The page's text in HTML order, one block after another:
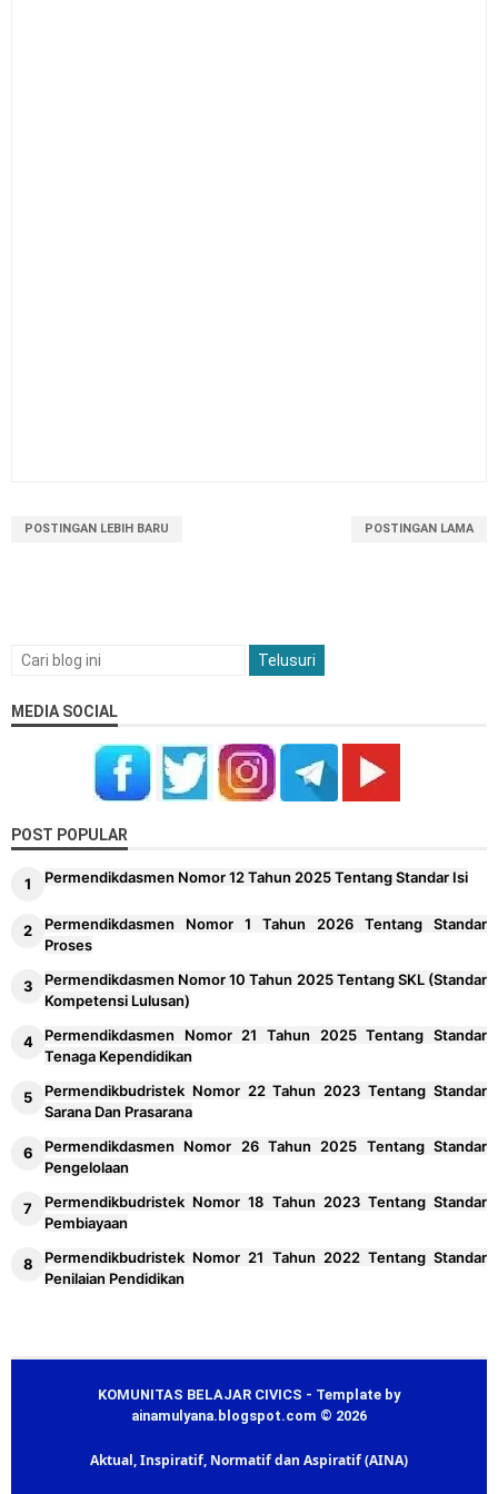
POSTINGAN LEBIH BARU POSTINGAN LAMA
MEDIA SOCIAL
POST POPULAR
Permendikdasmen Nomor 12 Tahun 2025 Tentang Standar Isi
Permendikdasmen Nomor 1 Tahun 2026 Tentang Standar
Proses
Permendikdasmen Nomor 10 Tahun 2025 Tentang SKL (Standar
Kompetensi Lulusan)
Permendikdasmen Nomor 21 Tahun 2025 Tentang Standar
Tenaga Kependidikan
Permendikbudristek Nomor 22 Tahun 2023 Tentang Standar
Sarana Dan Prasarana
Permendikdasmen Nomor 26 Tahun 2025 Tentang Standar
Pengelolaan
Permendikbudristek Nomor 18 Tahun 2023 Tentang Standar
Pembiayaan
Permendikbudristek Nomor 21 Tahun 2022 Tentang Standar
Penilaian Pendidikan
KOMUNITAS BELAJAR CIVICS - Template by
ainamulyana.blogspot.com © 2026
Aktual, Inspiratif, Normatif dan Aspiratif (AINA)